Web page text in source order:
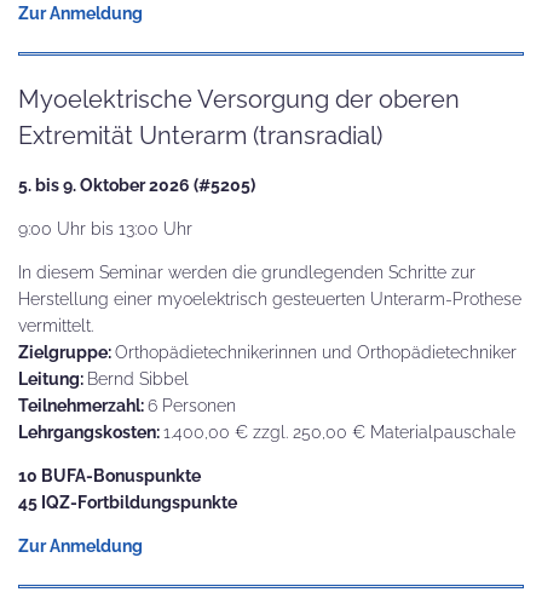
Zur Anmeldung
Myoelektrische Versorgung der oberen
Extremität Unterarm (transradial)
5. bis 9. Oktober 2026 (#5205)
9:00 Uhr bis 13:00 Uhr
In diesem Seminar werden die grundlegenden Schritte zur
Herstellung einer myoelektrisch gesteuerten Unterarm-Prothese
vermittelt.
Zielgruppe:Orthopädietechnikerinnen und Orthopädietechniker
Leitung: Bernd Sibbel
Teilnehmerzahl:6 Personen
Lehrgangskosten:1.400,00 € zzgl. 250,00 € Materialpauschale
10 BUFA-Bonuspunkte
45 IQZ-Fortbildungspunkte
Zur Anmeldung